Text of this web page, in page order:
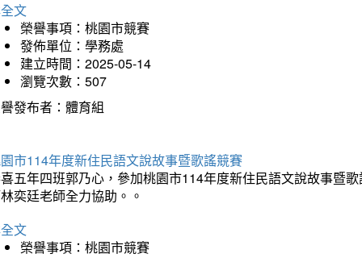
文
榮譽事項：桃園市競賽
發佈單位：學務處
建立時間：2025-05-14
瀏覽次數：507
發布者：體育組
市114年度新住民語文說故事暨歌謠競賽
五年四班郭乃心，參加桃園市114年度新住民語文說故事暨
奕廷老師全力協助。。
文
榮譽事項：桃園市競賽